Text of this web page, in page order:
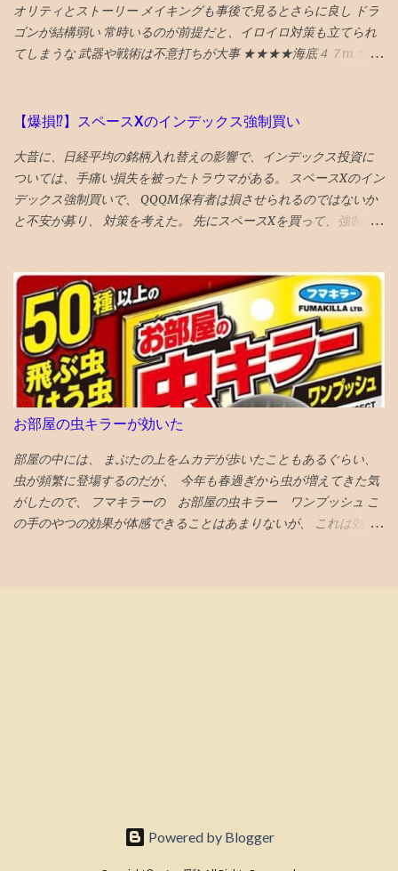
習戦略のアドバイスは塾の仕事 ですね。
オリティとストーリー メイキングも事後で見るとさらに良し ドラ
ゴンが結構弱い 常時いるのが前提だと、イロイロ対策も立てられ
てしまうな 武器や戦術は不意打ちが大事 ★★★★海底４７m サメ
気もしたが、 最後までエンタメ要素満載で楽しめる ★★★★ザ・
せない運命が哀しい ★ボーイキルズワールド ポイントが余ってい
たので４００P使ってしまったが、駄作 星４つにつられてみてしま
ったが、失敗した。 ★★★★ミーンガールズ 条件が整えば、誰も
が、意地悪になる可能性はある あからさまな敵を作りすぎるのも
★★★★アンチャーテッド なんか昔見たことあるので、２回目だ
とワクワク感が薄れてる ★★★スチュアート・宇宙救出失敗の法
則 ビックバンセオリーのスピンオフコメディ ビックバンセオリー
はある程度見ておいた方が楽しめる 「中島淳」 面白い話と、よく
わからない話が混在している短編集 李陵など中国の古典を題材に
し運命に逆らえない人の姿を描いたのが面白め
【爆損⁉︎】スペースXのインデックス強制買い
大昔に、日経平均の銘柄入れ替えの影響で、インデックス投資に
ついては、手痛い損失を被ったトラウマがある。 スペースXのイン
デックス強制買いで、 QQQM保有者は損させられるのではないか
と不安が募り、 対策を考えた。 先にスペースXを買って、強制買
ことにした とりあえず、税金も手数料も払わずにすむのが、心理
的に銘柄入れ替えにやさしい し、上昇の見込みも薄いので。 が、
６％ぐらいの高配当株なので、全売却の勇気もない。NISAだし。
VTIとラッセル1000は6月1９日 オルカンは6月2６日 ナスダック
100は7月6日 に強制買いが起きると思われる 今３％の浮動株が
６％になるロックアップ解除の90日以内には、半分は売り 浮動株
２０％になるロックアップ解除の180日以内には、全部売ることと
する 次の日思い直す。やっぱりナスダック１００の強制買いの日
に全売却しよう。 引けの３０分の前に１割。３０分の前半後半で
各４割。ひけなりで１割。 がいいと、AIがアドバイスしてくる。
その後、高値掴みした株価は低迷、 指数買い第一波VTIの6月19日
に気持ち持ち直し気味とも言えなくないが、 さらに下落してい
お部屋の虫キラーが効いた
部屋の中には、 まぶたの上をムカデが歩いたこともあるぐらい、
虫が頻繁に登場するのだが、 今年も春過ぎから虫が増えてきた気
がしたので、 フマキラーの お部屋の虫キラー ワンプッシュ こ
の手のやつの効果が体感できることはあまりないが、 これは効い
Powered by Blogger